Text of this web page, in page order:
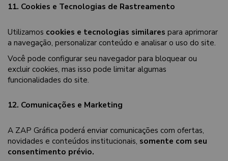
11. Cookies e Tecnologias de Rastreamento
Utilizamos cookies e tecnologias similares para aprimorar
a navegação, personalizar conteúdo e analisar o uso do site.
Você pode configurar seu navegador para bloquear ou
excluir cookies, mas isso pode limitar algumas
funcionalidades do site.
12. Comunicações e Marketing
A ZAP Gráfica poderá enviar comunicações com ofertas,
novidades e conteúdos institucionais, somente com seu
consentimento prévio.